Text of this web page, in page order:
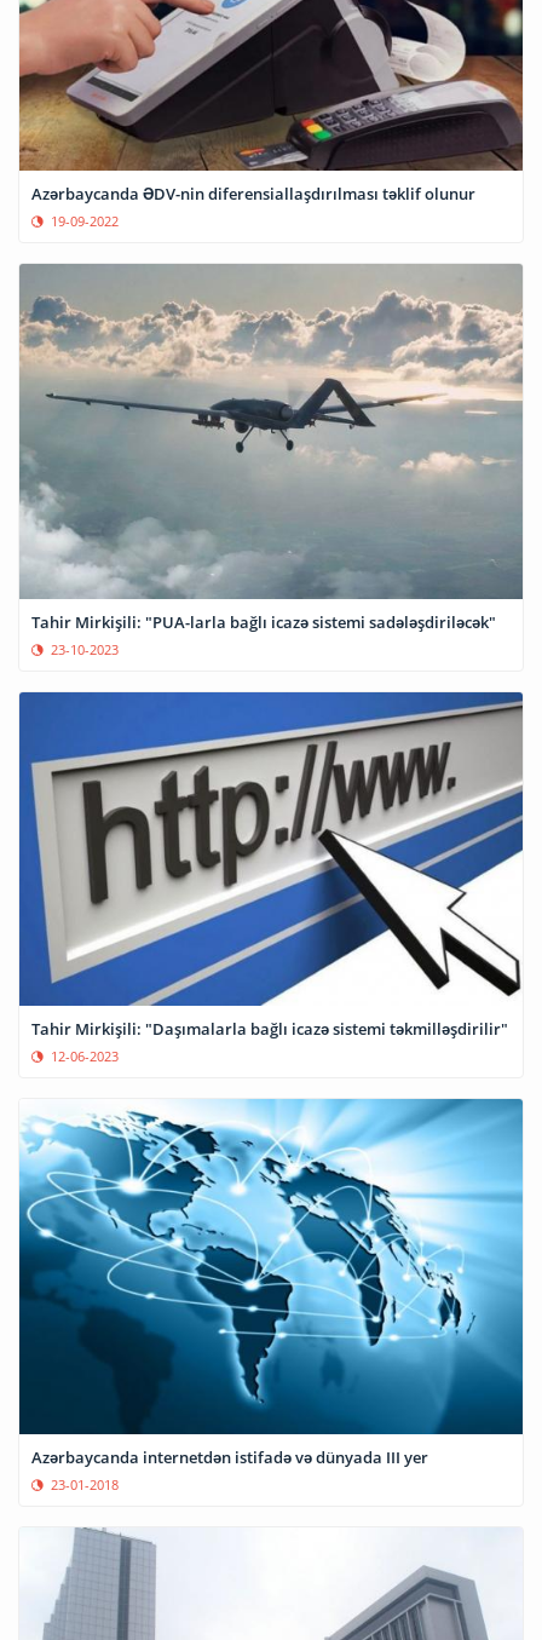
Azərbaycanda ƏDV-nin diferensiallaşdırılması təklif olunur
19-09-2022
Tahir Mirkişili: "PUA-larla bağlı icazə sistemi sadələşdiriləcək"
23-10-2023
Tahir Mirkişili: "Daşımalarla bağlı icazə sistemi təkmilləşdirilir"
12-06-2023
Azərbaycanda internetdən istifadə və dünyada III yer
23-01-2018